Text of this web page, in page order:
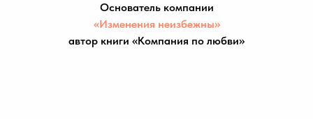
Основатель компании
«Изменения неизбежны»
автор книги «Компания по любви»